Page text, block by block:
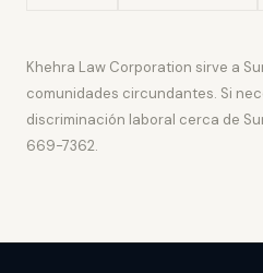
Khehra Law Corporation sirve a
comunidades circundantes. Si
discriminación laboral cerca de
669-7362.